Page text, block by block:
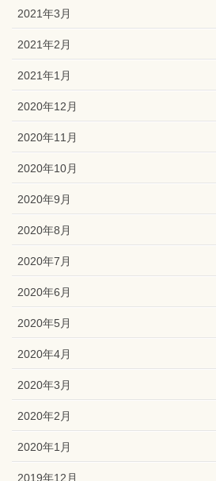
2021年3月
2021年2月
2021年1月
2020年12月
2020年11月
2020年10月
2020年9月
2020年8月
2020年7月
2020年6月
2020年5月
2020年4月
2020年3月
2020年2月
2020年1月
2019年12月